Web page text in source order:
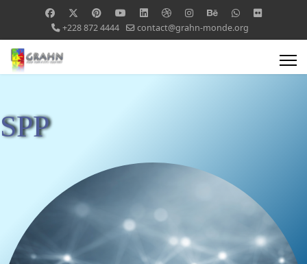
+228 872 4444 contact@grahn-monde.org
SPP